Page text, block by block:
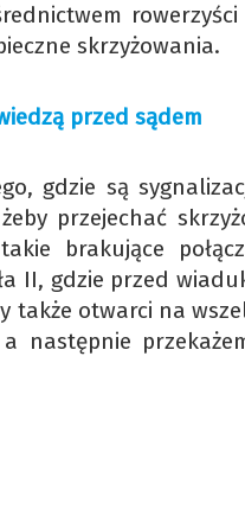
rowerzyści
skrzyżowania.
przed sądem
gdzie są
przejechać
brakujące
II, gdzie przed
także otwarci na
następnie